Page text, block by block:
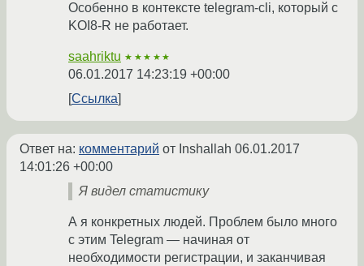
Особенно в контексте telegram-cli, который с
KOI8-R не работает.
saahriktu ★★★★★
06.01.2017 14:23:19 +00:00
Ссылка
Ответ на: комментарий от Inshallah 06.01.2017
14:01:26 +00:00
Я видел статистику
А я конкретных людей. Проблем было много
с этим Telegram ― начиная от
необходимости регистрации, и заканчивая